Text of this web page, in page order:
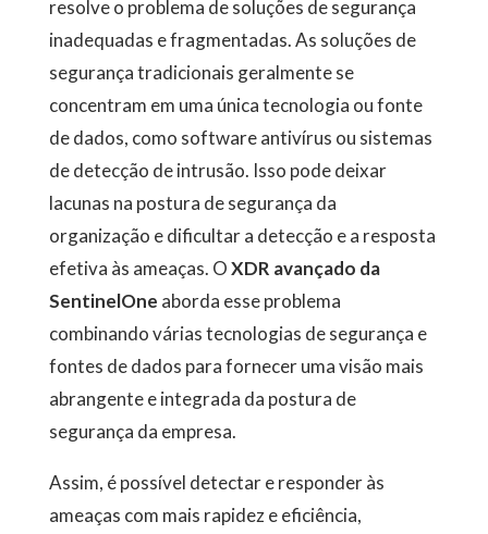
resolve o problema de soluções de segurança
inadequadas e fragmentadas. As soluções de
segurança tradicionais geralmente se
concentram em uma única tecnologia ou fonte
de dados, como software antivírus ou sistemas
de detecção de intrusão. Isso pode deixar
lacunas na postura de segurança da
organização e dificultar a detecção e a resposta
efetiva às ameaças. OXDR avançado da
SentinelOne aborda esse problema
combinando várias tecnologias de segurança e
fontes de dados para fornecer uma visão mais
abrangente e integrada da postura de
segurança da empresa.
Assim, é possível detectar e responder às
ameaças com mais rapidez e eficiência,